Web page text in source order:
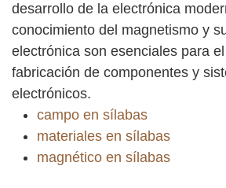
desarrollo de la electrónica
conocimiento del magnetismo y
electrónica son esenciales para
fabricación de componentes y
electrónicos.
campo en sílabas
materiales en sílabas
magnético en sílabas